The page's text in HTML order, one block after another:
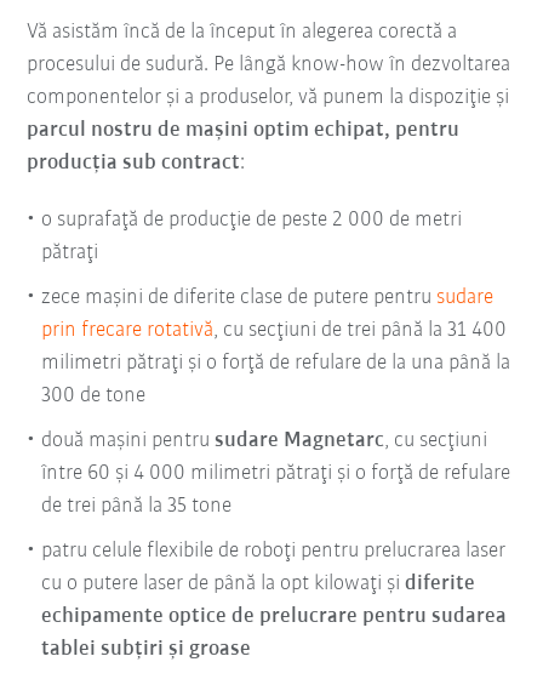
Vă asistăm încă de la început în alegerea corectă a
procesului de sudură. Pe lângă know-how în dezvoltarea
componentelor şi a produselor, vă punem la dispoziţie şi
parcul nostru de maşini optim echipat, pentru
producţia sub contract:
o suprafaţă de producţie de peste 2 000 de metri
pătraţi
zece maşini de diferite clase de putere pentru sudare
prin frecare rotativă, cu secţiuni de trei până la 31 400
milimetri pătraţi şi o forţă de refulare de la una până la
300 de tone
două maşini pentrusudare Magnetarc, cu secţiuni
între 60 şi 4 000 milimetri pătraţi şi o forţă de refulare
de trei până la 35 tone
patru celule flexibile de roboţi pentru prelucrarea laser
cu o putere laser de până la opt kilowaţi şidiferite
echipamente optice de prelucrare pentru sudarea
tablei subţiri şi groase